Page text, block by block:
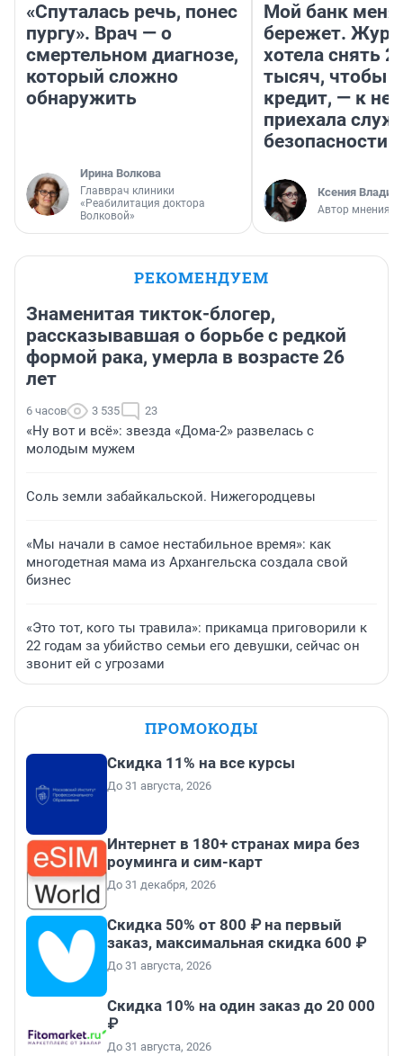
«Спуталась речь, понес
пургу». Врач — о
смертельном диагнозе,
который сложно
обнаружить
Ирина Волкова
Главврач клиники
«Реабилитация доктора
Волковой»
Мой банк меня
бережет.
хотела снять
тысяч, чтобы
кредит, — к
приехала
безопасности
Ксения
Автор мнения
РЕКОМЕНДУЕМ
Знаменитая тикток-блогер,
рассказывавшая о борьбе с редкой
формой рака, умерла в возрасте 26
лет
6 часов 3 535 23
«Ну вот и всё»: звезда «Дома-2» развелась с
молодым мужем
Соль земли забайкальской. Нижегородцевы
«Мы начали в самое нестабильное время»: как
многодетная мама из Архангельска создала свой
бизнес
«Это тот, кого ты травила»: прикамца приговорили к
22 годам за убийство семьи его девушки, сейчас он
звонит ей с угрозами
ПРОМОКОДЫ
Скидка 11% на все курсы
До 31 августа, 2026
Интернет в 180+ странах мира без
роуминга и сим-карт
До 31 декабря, 2026
Скидка 50% от 800 ₽ на первый
заказ, максимальная скидка 600 ₽
До 31 августа, 2026
Скидка 10% на один заказ до 20 000
₽
До 31 августа, 2026